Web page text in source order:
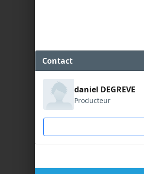
Contact
daniel DEGREVE
Producteur